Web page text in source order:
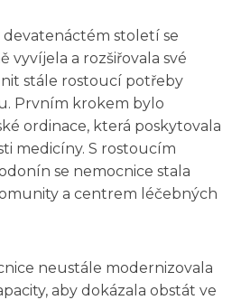
století se
vyvíjela a rozšiřovala své
stále rostoucí potřeby
Prvním krokem bylo
ordinace, která poskytovala
medicíny. S rostoucím
se nemocnice stala
a centrem léčebných
neustále modernizovala
aby dokázala obstát ve